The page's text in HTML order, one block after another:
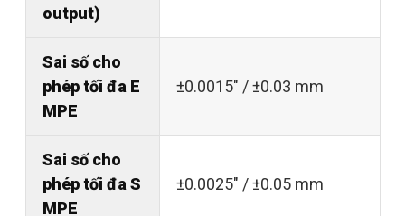
output)
Sai số cho
phép tối đa E
MPE
±0.0015" / ±0.03 mm
Sai số cho
phép tối đa S
MPE
±0.0025" / ±0.05 mm